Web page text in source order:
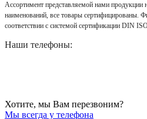
Ассортимент представляемой нами продукции
наименований, все товары сертифицированы.
соответствии с системой сертификации DIN
Наши телефоны:
Хотите, мы Вам перезвоним?
Мы всегда у телефона